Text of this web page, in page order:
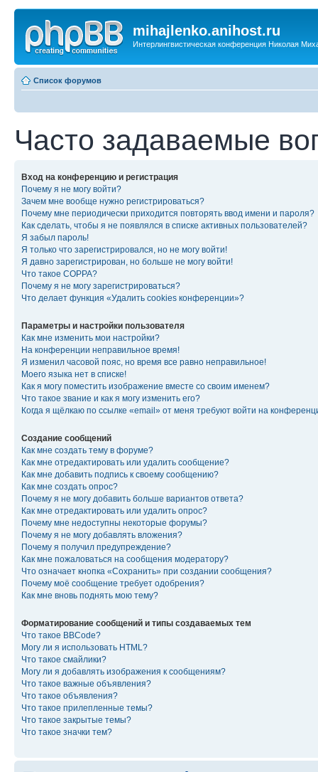
mihajlenko.anihost.ru
Интерлингвистическая конференция Николая
Список форумов
Часто задаваемые
Вход на конференцию и регистрация
Почему я не могу войти?
Зачем мне вообще нужно регистрироваться?
Почему мне периодически приходится повторять ввод имени и пароля?
Как сделать, чтобы я не появлялся в списке активных пользователей?
Я забыл пароль!
Я только что зарегистрировался, но не могу войти!
Я давно зарегистрирован, но больше не могу войти!
Что такое COPPA?
Почему я не могу зарегистрироваться?
Что делает функция «Удалить cookies конференции»?
Параметры и настройки пользователя
Как мне изменить мои настройки?
На конференции неправильное время!
Я изменил часовой пояс, но время все равно неправильное!
Моего языка нет в списке!
Как я могу поместить изображение вместе со своим именем?
Что такое звание и как я могу изменить его?
Когда я щёлкаю по ссылке «email» от меня требуют войти на
Создание сообщений
Как мне создать тему в форуме?
Как мне отредактировать или удалить сообщение?
Как мне добавить подпись к своему сообщению?
Как мне создать опрос?
Почему я не могу добавить больше вариантов ответа?
Как мне отредактировать или удалить опрос?
Почему мне недоступны некоторые форумы?
Почему я не могу добавлять вложения?
Почему я получил предупреждение?
Как мне пожаловаться на сообщения модератору?
Что означает кнопка «Сохранить» при создании сообщения?
Почему моё сообщение требует одобрения?
Как мне вновь поднять мою тему?
Форматирование сообщений и типы создаваемых тем
Что такое BBCode?
Могу ли я использовать HTML?
Что такое смайлики?
Могу ли я добавлять изображения к сообщениям?
Что такое важные объявления?
Что такое объявления?
Что такое прилепленные темы?
Что такое закрытые темы?
Что такое значки тем?